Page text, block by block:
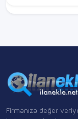
Firmanıza değer